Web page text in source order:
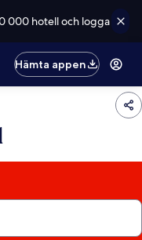
000 hotell och logga
Hämta appen